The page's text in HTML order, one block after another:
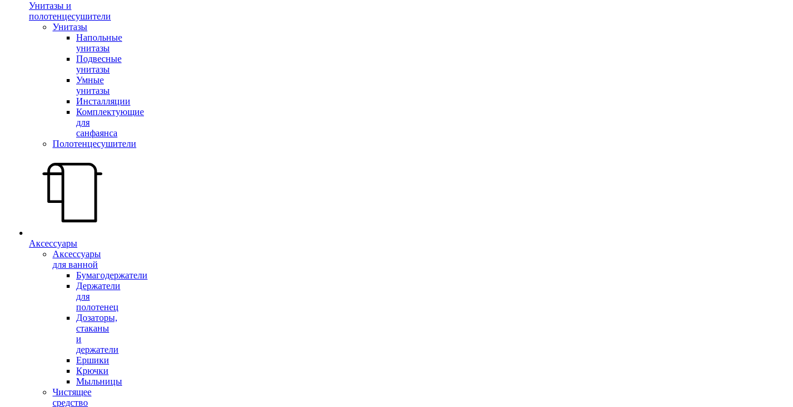
Унитазы и
полотенцесушители
Унитазы
Напольные
унитазы
Подвесные
унитазы
Умные
унитазы
Инсталляции
Комплектующие
для
санфаянса
Полотенцесушители
Аксессуары
Аксессуары
для ванной
Бумагодержатели
Держатели
для
полотенец
Дозаторы,
стаканы
и
держатели
Ершики
Крючки
Мыльницы
Чистящее
средство